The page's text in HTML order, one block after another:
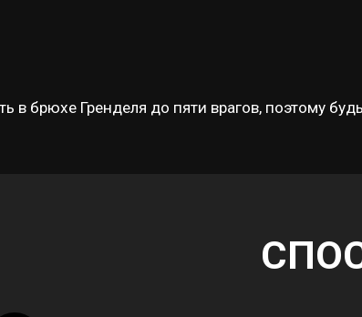
в брюхе Гренделя до пяти врагов, поэтому